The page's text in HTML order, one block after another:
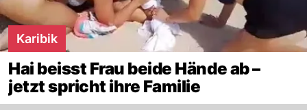
Karibik
Hai beisst Frau beide Hände ab –
jetzt spricht ihre Familie